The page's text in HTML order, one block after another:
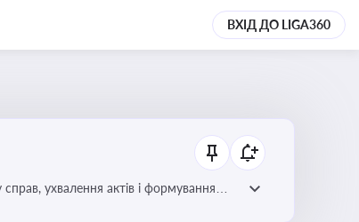
ВХІД ДО LIGA360
ухвалення актів і формування